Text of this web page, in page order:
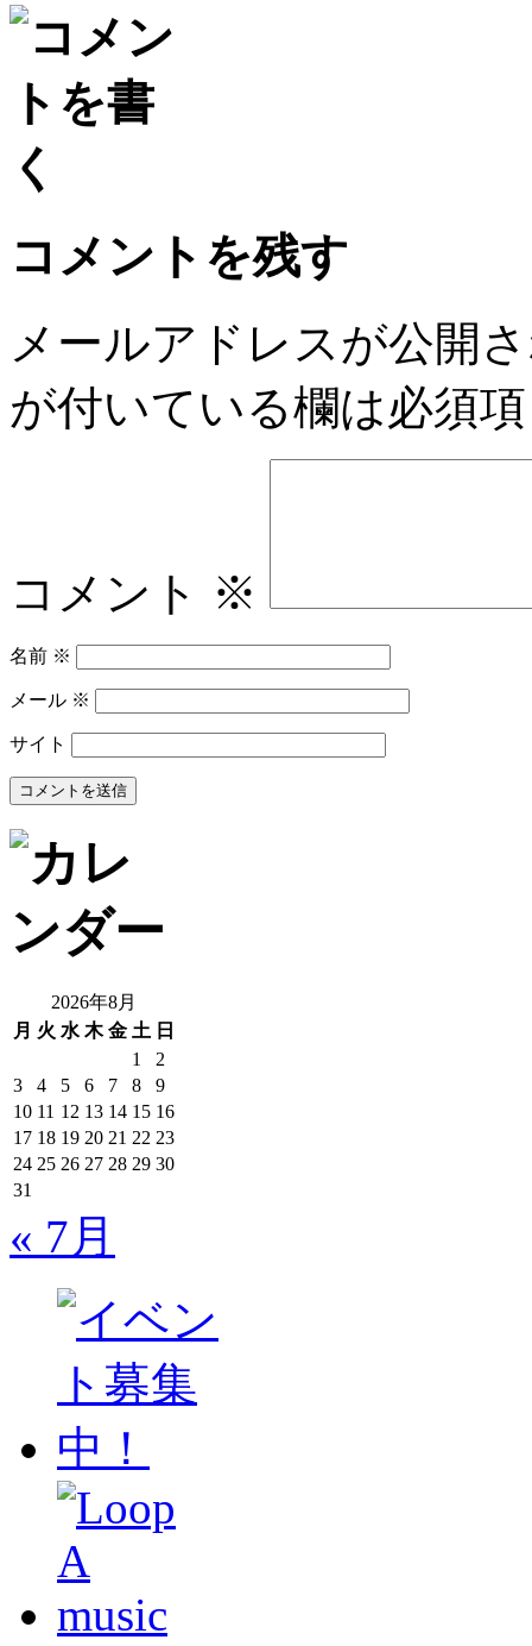
コメントを残す
メールアドレスが公開
が付いている欄は必須
コメント ※
名前 ※
メール ※
サイト
2026年8月
月 火 水 木 金 土 日
1
2
3
4 5 6 7 8
9
10 11 12 13 14 15 16
17 18 19 20 21 22 23
24 25 26 27 28 29 30
31
« 7月